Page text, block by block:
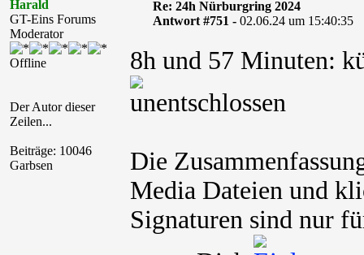
Harald
GT-Eins Forums
Moderator
Offline
Der Autor dieser
Zeilen...
Beiträge: 10046
Garbsen
Re: 24h Nürburgring 2024
Antwort #751 - 02.06.24 um 15:40:35
8h und 57 Minuten:
Die
Media Dateien und
Signaturen sind nur